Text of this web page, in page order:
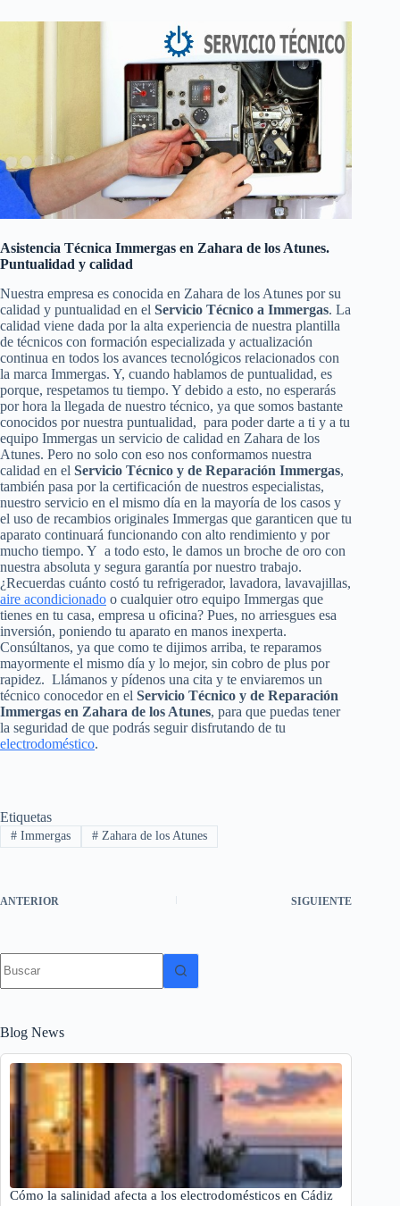
Asistencia Técnica Immergas en Zahara de los Atunes.
Puntualidad y calidad
Nuestra empresa es conocida en Zahara de los Atunes por su
calidad y puntualidad en el Servicio Técnico a Immergas. La
calidad viene dada por la alta experiencia de nuestra plantilla
de técnicos con formación especializada y actualización
continua en todos los avances tecnológicos relacionados con
la marca Immergas. Y, cuando hablamos de puntualidad, es
porque, respetamos tu tiempo. Y debido a esto, no esperarás
por hora la llegada de nuestro técnico, ya que somos bastante
conocidos por nuestra puntualidad, para poder darte a ti y a tu
equipo Immergas un servicio de calidad en Zahara de los
Atunes. Pero no solo con eso nos conformamos nuestra
calidad en el Servicio Técnico y de Reparación Immergas,
también pasa por la certificación de nuestros especialistas,
nuestro servicio en el mismo día en la mayoría de los casos y
el uso de recambios originales Immergas que garanticen que tu
aparato continuará funcionando con alto rendimiento y por
mucho tiempo. Y a todo esto, le damos un broche de oro con
nuestra absoluta y segura garantía por nuestro trabajo.
¿Recuerdas cuánto costó tu refrigerador, lavadora, lavavajillas,
aire acondicionado o cualquier otro equipo Immergas que
tienes en tu casa, empresa u oficina? Pues, no arriesgues esa
inversión, poniendo tu aparato en manos inexperta.
Consúltanos, ya que como te dijimos arriba, te reparamos
mayormente el mismo día y lo mejor, sin cobro de plus por
rapidez. Llámanos y pídenos una cita y te enviaremos un
técnico conocedor en el Servicio Técnico y de Reparación
Immergas en Zahara de los Atunes, para que puedas tener
la seguridad de que podrás seguir disfrutando de tu
electrodoméstico.
Etiquetas
#Immergas #Zahara de los Atunes
ANTERIOR SIGUIENTE
resultados
Blog News
Cómo la salinidad afecta a los electrodomésticos en Cádiz